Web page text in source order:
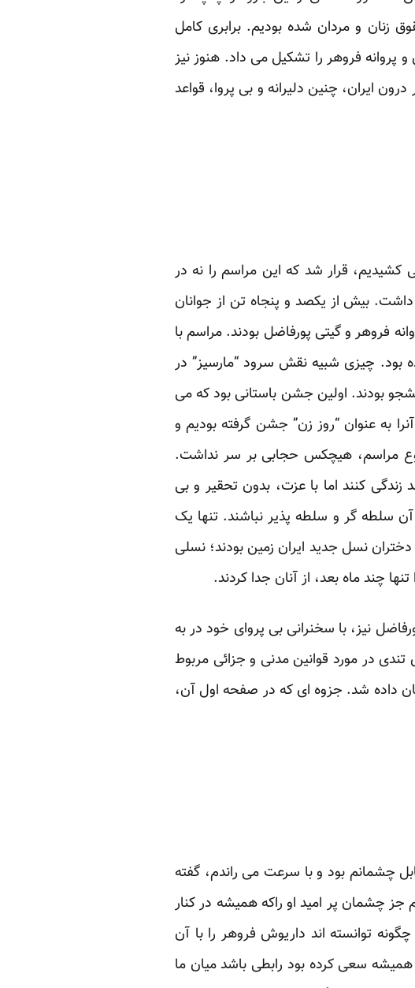
زنان و مردان شده بودیم. برابری کامل
پروانه فروهر را تشکیل می داد. هنوز نیز
درون ایران، چنین دلیرانه و بی پروا، قواعد
جوانان را می کشیدیم، قرار شد که این مراسم را نه در
داشت. بیش از یکصد و پنجاه تن از جوانان
فروهر و گیتی پورفاضل بودند. مراسم با
بود. چیزی شبیه نقش سرود “مارسیز” در
بودند. اولین جشن باستانی بود که می
به عنوان “روز زن” جشن گرفته بودیم و
مراسم، هیچکس حجابی بر سر نداشت.
کنند اما با عزت، بدون تحقیر و بی
سلطه گر و سلطه پذیر نباشند. تنها یک
نسل جدید ایران زمین بودند؛ نسلی
چند ماه بعد، از آنان جدا کردند.
نیز، با سخنرانی بی پروای خود در به
در مورد قوانین مدنی و جزائی مربوط
داده شد. جزوه ای که در صفحه اول آن،
چشمانم بود و با سرعت می راندم، گفته
جز چشمان پر امید او راکه همیشه در کنار
توانسته اند داریوش فروهر را با آن
سعی کرده بود رابطی باشد میان ما